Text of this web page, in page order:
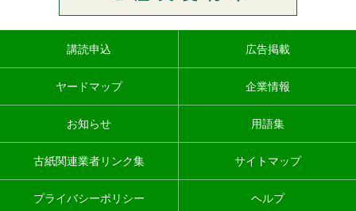
講読申込 広告掲載
ヤードマップ 企業情報
お知らせ 用語集
古紙関連業者リンク集 サイトマップ
プライバシーポリシー ヘルプ